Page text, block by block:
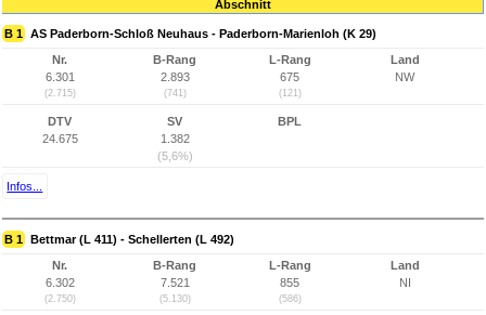
Abschnitt
B 1 AS Paderborn-Schloß Neuhaus - Paderborn-Marienloh (K 29)
Nr.
6.301
(2.715)
B-Rang
2.893
(741)
L-Rang
675
(121)
Land
NW
DTV
24.675
SV
1.382
(5,6%)
BPL
Infos...
B 1 Bettmar (L 411) - Schellerten (L 492)
Nr.
6.302
(2.750)
B-Rang
7.521
(5.130)
L-Rang
855
(586)
Land
NI